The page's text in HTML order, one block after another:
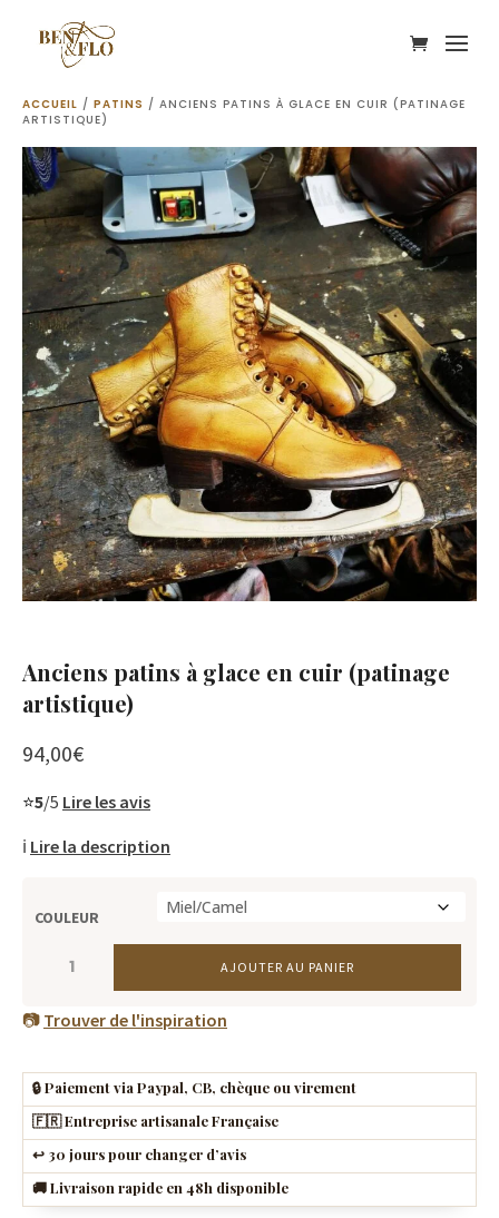
ACCUEIL / PATINS / ANCIENS PATINS À GLACE EN CUIR (PATINAGE
ARTISTIQUE)
Anciens patins à glace en cuir (patinage
artistique)
94,00€
⭐5/5 Lire les avis
ℹ️ Lire la description
COULEUR
Rupture de stock
QUANTITÉ
ANCIENS
PATINS
À
GLACE
EN
AJOUTER AU PANIER
📷Trouver de l'inspiration
🔒 Paiement via Paypal, CB, chèque ou virement
🇫🇷 Entreprise artisanale Française
↩️ 30 jours pour changer d’avis